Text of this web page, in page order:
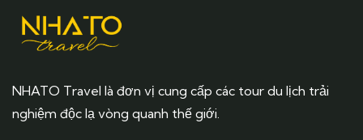
NHATO Travel là đơn vị cung cấp các tour du lịch trải
nghiệm độc lạ vòng quanh thế giới.